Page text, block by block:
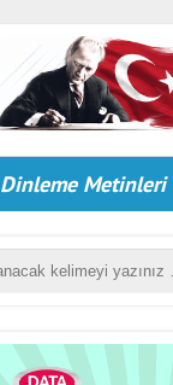
Dinleme Metinleri